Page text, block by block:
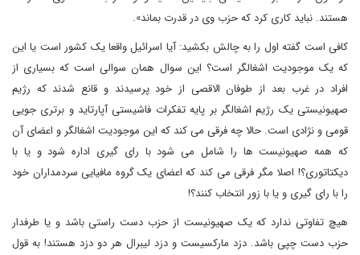
هستند. نباید کاری کرد که حزب وی در قدرت بماند».
کافی است گفته اول را به چالش بکشید: آیا اسرائیل واقعا یک کشور است یا این
که یک موجودیت اشغالگر است؟ این سوال همان سوالی است که بسیاری از
افراد در غرب بعد از طوفان الاقصی از خود پرسیدند و قانع شدند که رژیم
صهیونیستی یک رژیم اشغالگر بر پایه تفکرات فاشیستی آپارتاید و برتری جویی
قومی و نژادی است. حالا چه فرقی می کند که این موجودیت اشغالگر و اعضای آن
که همه صهیونیست ها را شامل می شود با رای گیری اداره شود و یا با
دیکتاتوری؟! اصلا مگر فرقی می کند که اعضای یک گروه مافیایی سردمداران خود
را با رای گیری و یا با زور انتخاب کنند؟!
هیچ تفاوتی ندارد که یک صهیونیست از حزب دست راستی باشد و یا طرفدار
حزب دست چپی باشد. دزد مارکسیست و دزد لیبرال هر دو دزد هستند! به قول